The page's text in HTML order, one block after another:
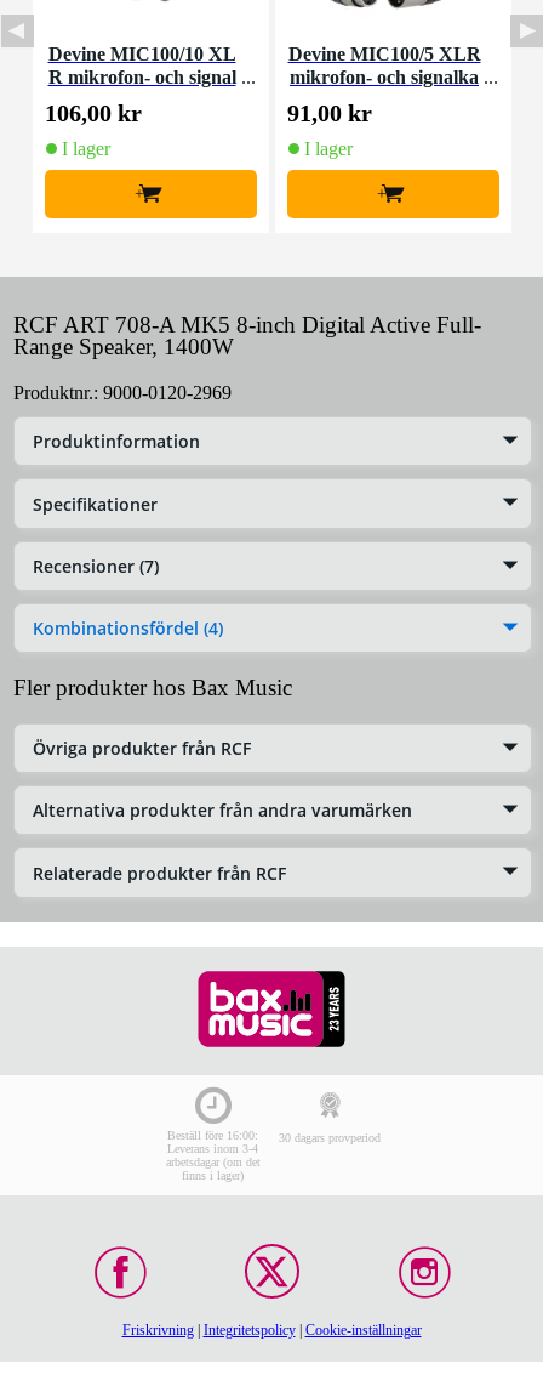
Devine MIC100/10 XL
R mikrofon- och signal
kabel 10 meter
106,00 kr
I lager
+
Devine MIC100/5 XLR
mikrofon- och signalka
bel 5 meter
91,00 kr
I lager
+
RCF ART 708-A MK5 8-inch Digital Active Full-
Range Speaker, 1400W
Produktnr.: 9000-0120-2969
Produktinformation
Specifikationer
Recensioner (7)
Kombinationsfördel (4)
Fler produkter hos Bax Music
Övriga produkter från RCF
Alternativa produkter från andra varumärken
Relaterade produkter från RCF
Beställ före 16:00:
Leverans inom 3-4
arbetsdagar (om det
finns i lager)
30 dagars provperiod
Friskrivning| Integritetspolicy| Cookie-inställningar